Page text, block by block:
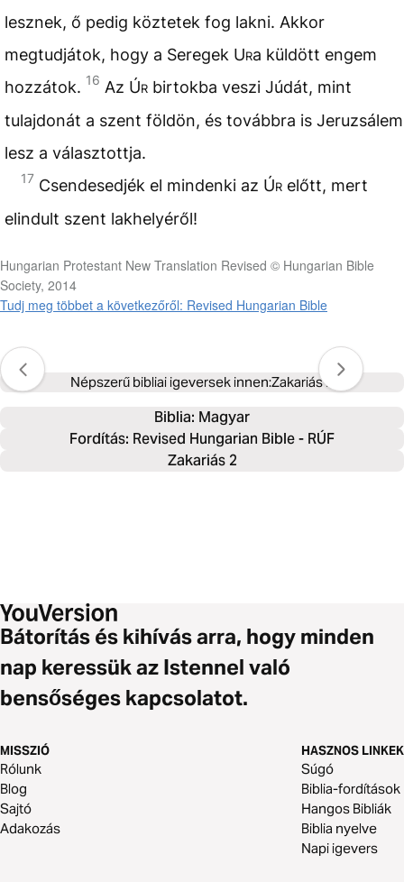
lesznek, ő pedig köztetek fog lakni. Akkor
megtudjátok, hogy a Seregek Ura küldött engem
hozzátok. 16 Az Úr birtokba veszi Júdát, mint
tulajdonát a szent földön, és továbbra is Jeruzsálem
lesz a választottja.
17 Csendesedjék el mindenki az Úr előtt, mert
elindult szent lakhelyéről!
Hungarian Protestant New Translation Revised © Hungarian Bible
Society, 2014
Tudj meg többet a következőről: Revised Hungarian Bible
Népszerű bibliai igeversek innen:Zakariás 2
Biblia: Magyar
Fordítás: Revised Hungarian Bible - RÚF
Zakariás 2
Bátorítás és kihívás arra, hogy minden
nap keressük az Istennel való
bensőséges kapcsolatot.
MISSZIÓ
Rólunk
Blog
Sajtó
Adakozás
HASZNOS LINKEK
Súgó
Biblia-fordítások
Hangos Bibliák
Biblia nyelve
Napi igevers